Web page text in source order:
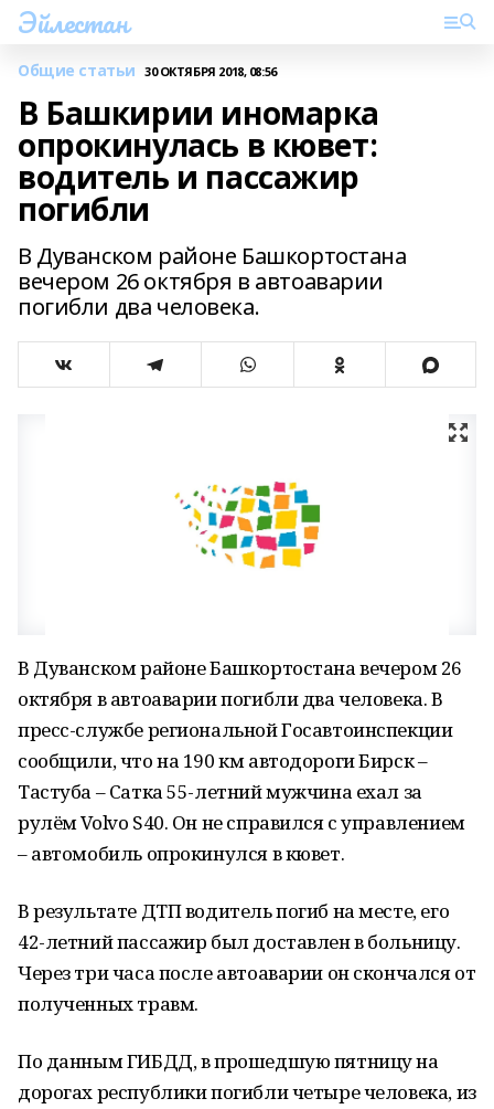
Эйлестан
Общие статьи 30 ОКТЯБРЯ 2018, 08:56
В Башкирии иномарка
опрокинулась в кювет:
водитель и пассажир
погибли
В Дуванском районе Башкортостана
вечером 26 октября в автоаварии
погибли два человека.
В Дуванском районе Башкортостана вечером 26
октября в автоаварии погибли два человека. В
пресс-службе региональной Госавтоинспекции
сообщили, что на 190 км автодороги Бирск –
Тастуба – Сатка 55-летний мужчина ехал за
рулём Volvo S40. Он не справился с управлением
– автомобиль опрокинулся в кювет.
В результате ДТП водитель погиб на месте, его
42-летний пассажир был доставлен в больницу.
Через три часа после автоаварии он скончался от
полученных травм.
По данным ГИБДД, в прошедшую пятницу на
дорогах республики погибли четыре человека, из